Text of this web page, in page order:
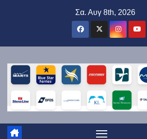
Σα. Αυγ 8th, 2026